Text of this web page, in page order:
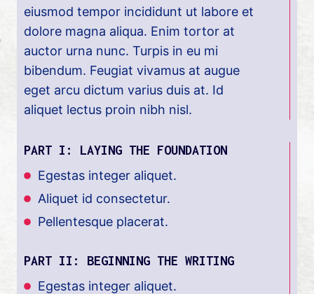
eiusmod tempor incididunt ut labore et
dolore magna aliqua. Enim tortor at
auctor urna nunc. Turpis in eu mi
bibendum. Feugiat vivamus at augue
eget arcu dictum varius duis at. Id
aliquet lectus proin nibh nisl.
PART I: LAYING THE FOUNDATION
Egestas integer aliquet.
Aliquet id consectetur.
Pellentesque placerat.
PART II: BEGINNING THE WRITING
Egestas integer aliquet.